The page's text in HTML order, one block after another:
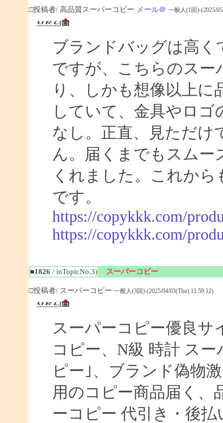
□投稿者/ 高品質スーパーコピー メール＠ 一般人(1回)-(2025/
ブランドバッグは高
ですが、こちらのスー
り、しかも想像以上
していて、金具やロ
なし。正直、見ただけ
ん。届くまでもスムー
くれました。これか
です。
https://copykkk.com/
https://copykkk.com/
■1826 / inTopicNo.3) スーパーコピー
□投稿者/ スーパーコピー 一般人(3回)-(2025/04/03(Thu) 11:59:12)
スーパーコピー優良サ
コピー、N級 時計 ス
ピー｣、ブランド偽物
用のコピー商品届く、
ーコピー 代引き・後